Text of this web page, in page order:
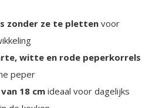
zonder ze te pletten voor
witte en rode peperkorrels
peper
18 cm ideaal voor dagelijks